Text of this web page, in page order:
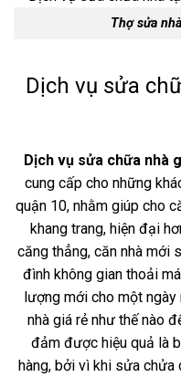
Thợ sửa
Dịch vụ sửa
Dịch vụ sửa chữa nhà
cung cấp cho những
quận 10, nhằm giúp cho
khang trang, hiện đại
căng thẳng, căn nhà mới
đình không gian thoải
lượng mới cho một ngày
nhà giá rẻ như thế nào
đảm được hiệu quả là
hàng, bởi vì khi sửa chửa